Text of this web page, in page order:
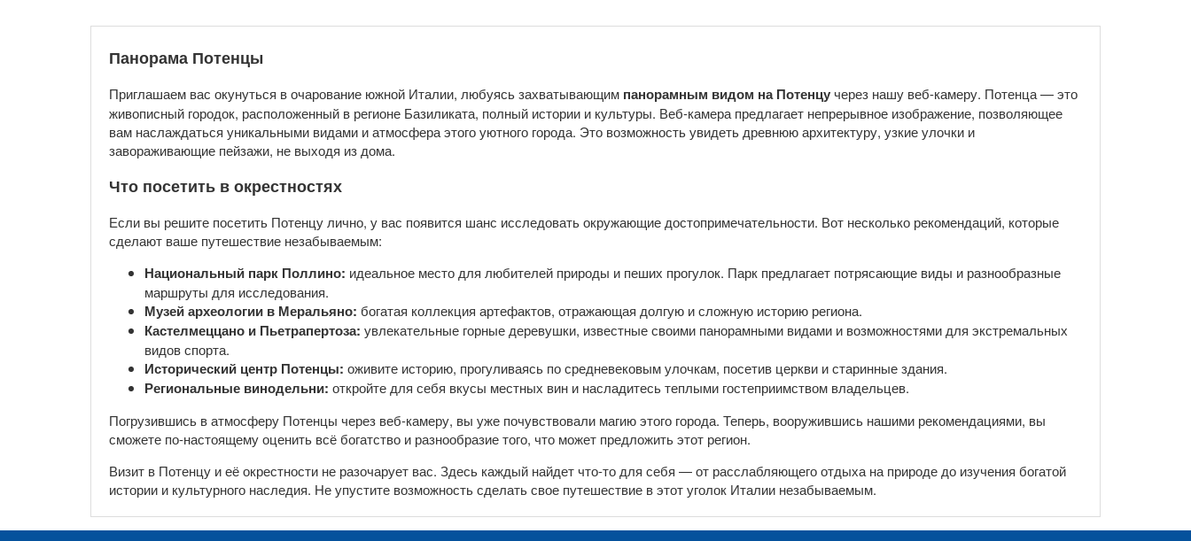
Панорама Потенцы
Приглашаем вас окунуться в очарование южной Италии, любуясь захватывающим панорамным видом на Потенцу через нашу веб-камеру. Потенца — это
живописный городок, расположенный в регионе Базиликата, полный истории и культуры. Веб-камера предлагает непрерывное изображение, позволяющее
вам наслаждаться уникальными видами и атмосфера этого уютного города. Это возможность увидеть древнюю архитектуру, узкие улочки и
завораживающие пейзажи, не выходя из дома.
Что посетить в окрестностях
Если вы решите посетить Потенцу лично, у вас появится шанс исследовать окружающие достопримечательности. Вот несколько рекомендаций, которые
сделают ваше путешествие незабываемым:
Национальный парк Поллино: идеальное место для любителей природы и пеших прогулок. Парк предлагает потрясающие виды и разнообразные
маршруты для исследования.
Музей археологии в Меральяно: богатая коллекция артефактов, отражающая долгую и сложную историю региона.
Кастелмеццано и Пьетрапертоза: увлекательные горные деревушки, известные своими панорамными видами и возможностями для экстремальных
видов спорта.
Исторический центр Потенцы: оживите историю, прогуливаясь по средневековым улочкам, посетив церкви и старинные здания.
Региональные винодельни: откройте для себя вкусы местных вин и насладитесь теплыми гостеприимством владельцев.
Погрузившись в атмосферу Потенцы через веб-камеру, вы уже почувствовали магию этого города. Теперь, вооружившись нашими рекомендациями, вы
сможете по-настоящему оценить всё богатство и разнообразие того, что может предложить этот регион.
Визит в Потенцу и её окрестности не разочарует вас. Здесь каждый найдет что-то для себя — от расслабляющего отдыха на природе до изучения богатой
истории и культурного наследия. Не упустите возможность сделать свое путешествие в этот уголок Италии незабываемым.